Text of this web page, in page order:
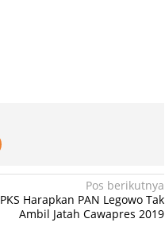
Pos berikutnya
PKS Harapkan PAN Legowo Tak
Ambil Jatah Cawapres 2019